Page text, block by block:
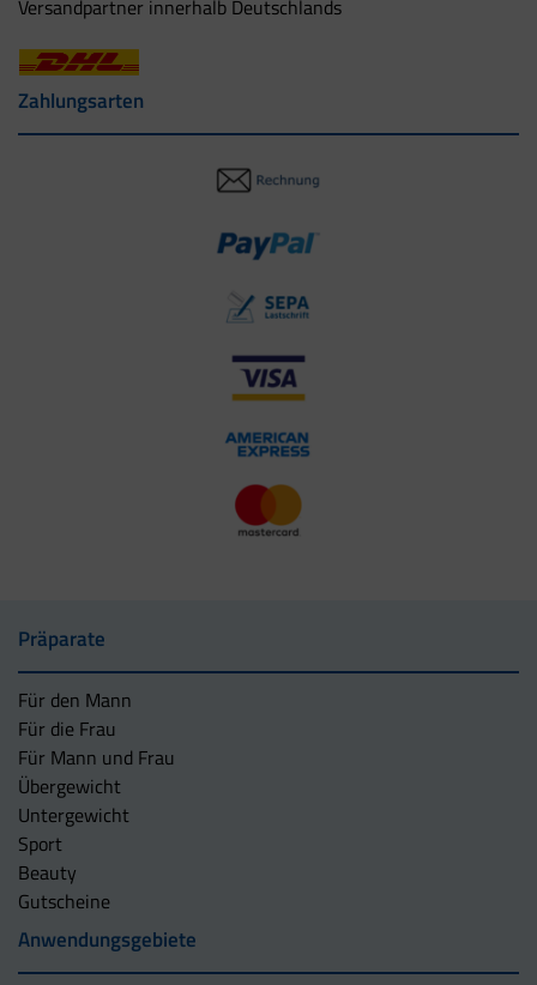
Versandpartner innerhalb Deutschlands
Zahlungsarten
Präparate
Für den Mann
Für die Frau
Für Mann und Frau
Übergewicht
Untergewicht
Sport
Beauty
Gutscheine
Anwendungsgebiete